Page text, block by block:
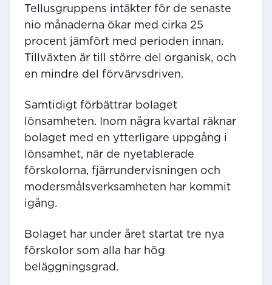
Tellusgruppens intäkter för de senaste
nio månaderna ökar med cirka 25
procent jämfört med perioden innan.
Tillväxten är till större del organisk, och
en mindre del förvärvsdriven.
Samtidigt förbättrar bolaget
lönsamheten. Inom några kvartal räknar
bolaget med en ytterligare uppgång i
lönsamhet, när de nyetablerade
förskolorna, fjärrundervisningen och
modersmålsverksamheten har kommit
igång.
Bolaget har under året startat tre nya
förskolor som alla har hög
beläggningsgrad.